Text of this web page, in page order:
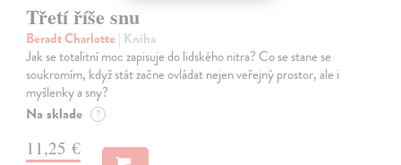
Třetí říše snu
Beradt Charlotte | Kniha
Jak se totalitní moc zapisuje do lidského nitra? Co se stane se
soukromím, když stát začne ovládat nejen veřejný prostor, ale i
myšlenky a sny?
Na sklade ?
11,25 €